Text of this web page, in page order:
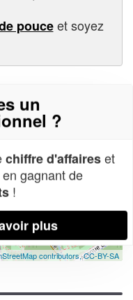
pouceet soyez
contributors,CC-BY-SA
un
?
chiffre d'affaireset
gagnant de
!
plus